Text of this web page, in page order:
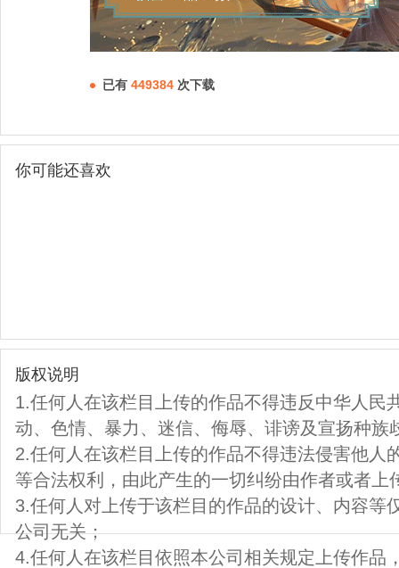
已有 449384 次下载
你可能还喜欢
版权说明
1.任何人在该栏目上传的作品不得违反中华人民
动、色情、暴力、迷信、侮辱、诽谤及宣扬种族
2.任何人在该栏目上传的作品不得违法侵害他人
等合法权利，由此产生的一切纠纷由作者或者上
3.任何人对上传于该栏目的作品的设计、内容等
公司无关；
4.任何人在该栏目依照本公司相关规定上传作品